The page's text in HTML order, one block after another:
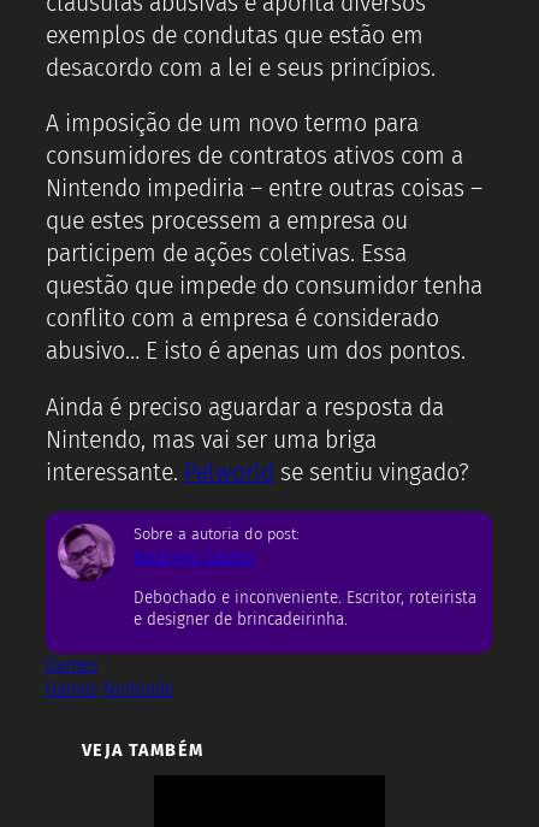
exemplos de condutas que estão em
desacordo com a lei e seus princípios.
A imposição de um novo termo para
consumidores de contratos ativos com a
Nintendo impediria – entre outras coisas –
que estes processem a empresa ou
participem de ações coletivas. Essa
questão que impede do consumidor tenha
conflito com a empresa é considerado
abusivo… E isto é apenas um dos pontos.
Ainda é preciso aguardar a resposta da
Nintendo, mas vai ser uma briga
interessante. Palworld se sentiu vingado?
Sobre a autoria do post:
Rodrigo Castro
Debochado e inconveniente. Escritor, roteirista
e designer de brincadeirinha.
Games
Games Nintendo
VEJA TAMBÉM